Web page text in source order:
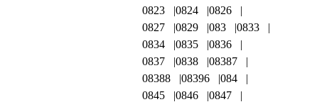
0823
0824
0826
0827
0829 083
0833
0834
0835
0836
0837
0838
08387
08388
08396
084
0845
0846
0847